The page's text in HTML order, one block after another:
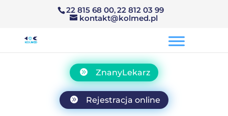
22 815 68 00,22 812 03 99
kontakt@kolmed.pl
ZnanyLekarz
Rejestracja online